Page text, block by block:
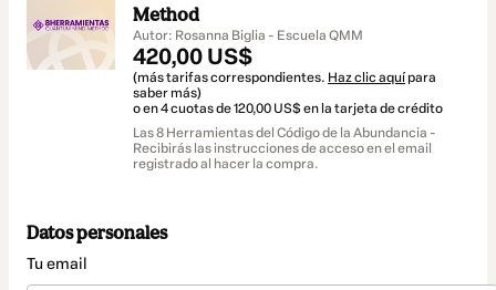
Method
Autor: Rosanna Biglia - Escuela QMM
420,00 US$
(más tarifas correspondientes. Haz clic aquí para
saber más)
o en 4 cuotas de 120,00 US$ en la tarjeta de crédito
Las 8 Herramientas del Código de la Abundancia -
Recibirás las instrucciones de acceso en el email
registrado al hacer la compra.
Datos personales
Tu email